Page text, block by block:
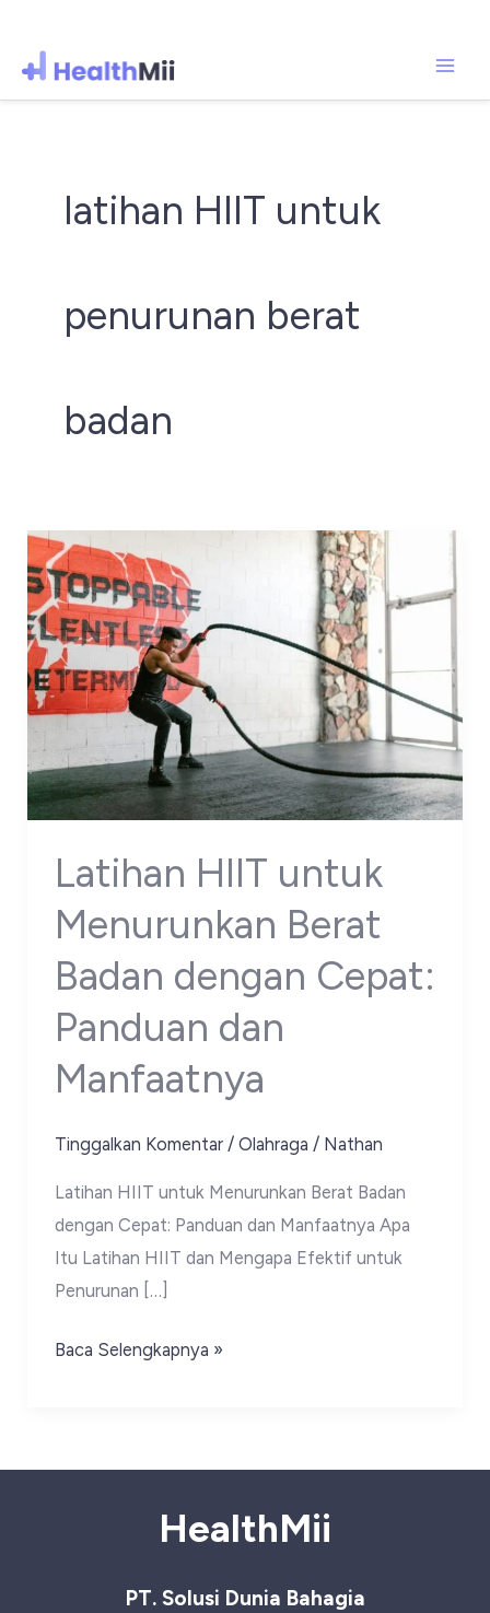
latihan HIIT untuk
penurunan berat
badan
Latihan HIIT untuk
Menurunkan Berat
Badan dengan Cepat:
Panduan dan
Manfaatnya
Tinggalkan Komentar / Olahraga / Nathan
Latihan HIIT untuk Menurunkan Berat Badan
dengan Cepat: Panduan dan Manfaatnya Apa
Itu Latihan HIIT dan Mengapa Efektif untuk
Penurunan […]
Latihan
Baca Selengkapnya »
HealthMii
PT. Solusi Dunia Bahagia